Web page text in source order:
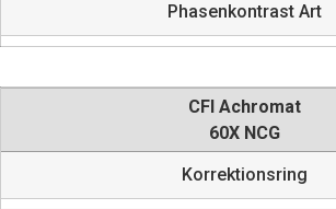
Phasenkontrast Art
CFI Achromat
60X NCG
Korrektionsring